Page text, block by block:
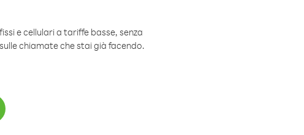
e cellulari a tariffe basse, senza
chiamate che stai già facendo.